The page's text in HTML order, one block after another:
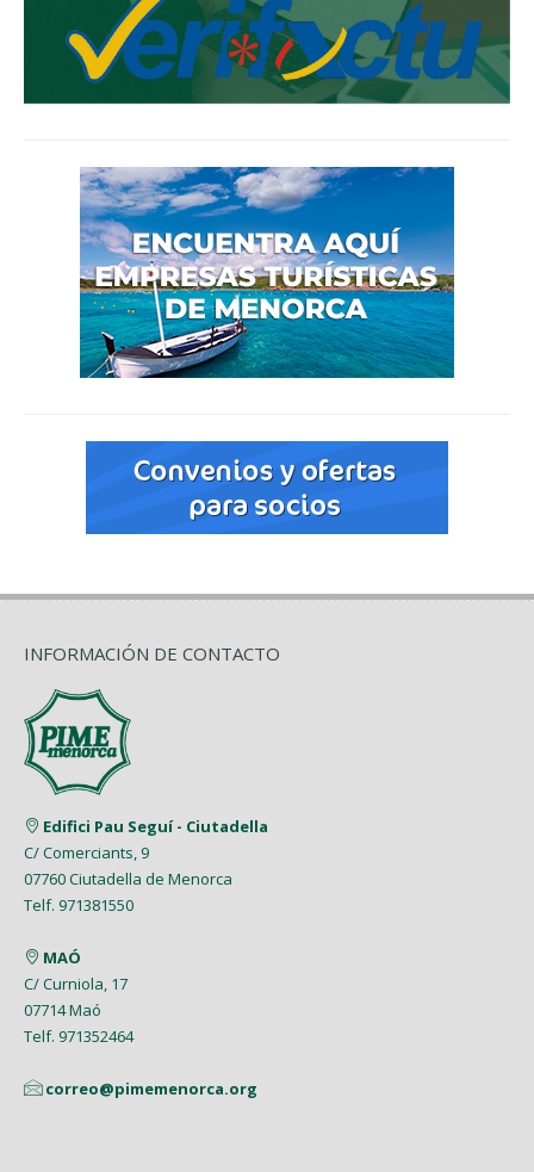
INFORMACIÓN DE CONTACTO
Edifici Pau Seguí - Ciutadella
C/ Comerciants, 9
07760 Ciutadella de Menorca
Telf. 971381550
MAÓ
C/ Curniola, 17
07714 Maó
Telf. 971352464
correo@pimemenorca.org